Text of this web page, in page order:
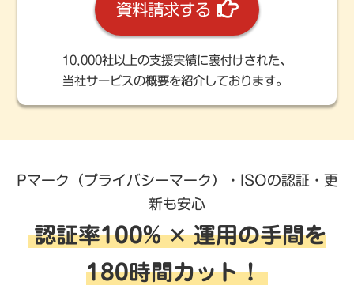
資料請求する
10,000社以上の支援実績に裏付けされた、
当社サービスの概要を紹介しております。
Pマーク（プライバシーマーク）・ISOの認証・更
新も安心
認証率100% ✕ 運用の手間を
180時間カット！